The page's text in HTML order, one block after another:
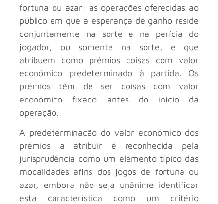
fortuna ou azar: as operações oferecidas ao
público em que a esperança de ganho reside
conjuntamente na sorte e na perícia do
jogador, ou somente na sorte, e que
atribuem como prémios coisas com valor
económico predeterminado à partida. Os
prémios têm de ser coisas com valor
económico fixado antes do início da
operação.
A predeterminação do valor económico dos
prémios a atribuir é reconhecida pela
jurisprudência como um elemento típico das
modalidades afins dos jogos de fortuna ou
azar, embora não seja unânime identificar
esta característica como um critério